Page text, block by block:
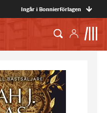
Ingår i Bonnierförlagen